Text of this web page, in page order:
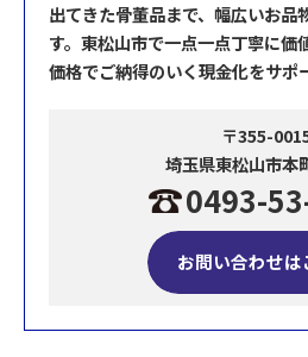
出てきた骨董品まで、幅広いお品
す。東松山市で一点一点丁寧に価
価格でご納得のいく現金化をサポ
〒355-
埼玉県東松山市本
0493-
お問い合わせは